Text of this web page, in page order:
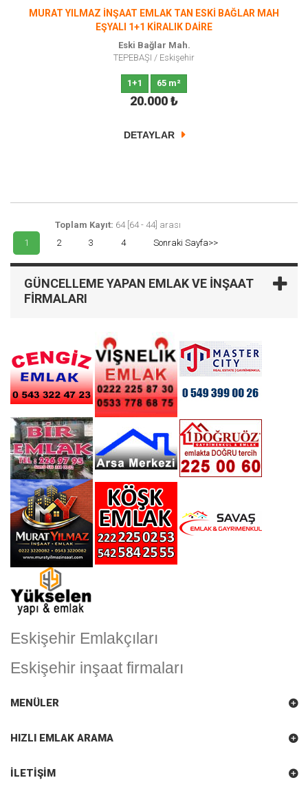
MURAT YILMAZ İNŞAAT EMLAK TAN ESKİ BAĞLAR MAH
EŞYALI 1+1 KİRALIK DAİRE
Eski Bağlar Mah.
TEPEBAŞI / Eskişehir
1+1 65 m²
20.000₺
DETAYLAR
Toplam Kayıt: 64 [64 - 44] arası
1
2 3 4 Sonraki Sayfa>>
GÜNCELLEME YAPAN EMLAK VE İNŞAAT
FIRMALARI
Eskişehir Emlakçıları
Eskişehir inşaat firmaları
MENÜLER
HIZLI EMLAK ARAMA
İLETIŞIM